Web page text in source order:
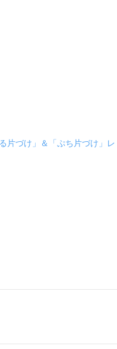
片づけ」＆「ぷち片づけ」レ